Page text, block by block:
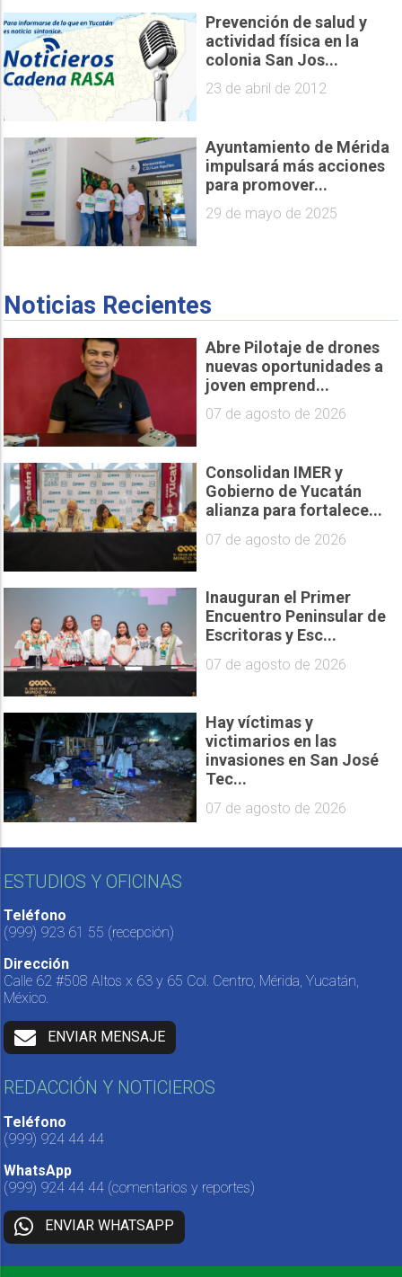
Prevención de salud y
actividad física en la
colonia San Jos...
23 de abril de 2012
Ayuntamiento de Mérida
impulsará más acciones
para promover...
29 de mayo de 2025
Noticias Recientes
Abre Pilotaje de drones
nuevas oportunidades a
joven emprend...
07 de agosto de 2026
Consolidan IMER y
Gobierno de Yucatán
alianza para fortalece...
07 de agosto de 2026
Inauguran el Primer
Encuentro Peninsular de
Escritoras y Esc...
07 de agosto de 2026
Hay víctimas y
victimarios en las
invasiones en San José
Tec...
07 de agosto de 2026
ESTUDIOS Y OFICINAS
Teléfono
(999) 923 61 55 (recepción)
Dirección
Calle 62 #508 Altos x 63 y 65 Col. Centro, Mérida, Yucatán,
México.
ENVIAR MENSAJE
REDACCIÓN Y NOTICIEROS
Teléfono
(999) 924 44 44
WhatsApp
(999) 924 44 44 (comentarios y reportes)
ENVIAR WHATSAPP